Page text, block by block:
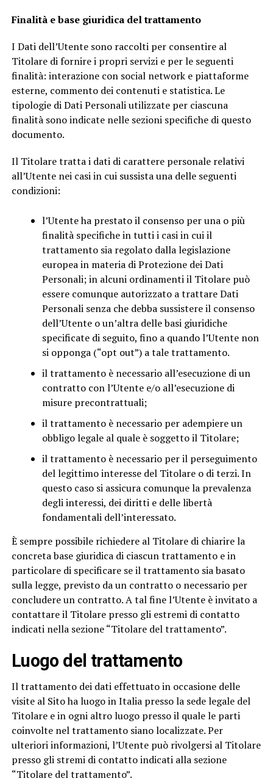
Finalità e base giuridica del trattamento
I Dati dell’Utente sono raccolti per consentire al
Titolare di fornire i propri servizi e per le seguenti
finalità: interazione con social network e piattaforme
esterne, commento dei contenuti e statistica. Le
tipologie di Dati Personali utilizzate per ciascuna
finalità sono indicate nelle sezioni specifiche di questo
documento.
Il Titolare tratta i dati di carattere personale relativi
all’Utente nei casi in cui sussista una delle seguenti
condizioni:
l’Utente ha prestato il consenso per una o più
finalità specifiche in tutti i casi in cui il
trattamento sia regolato dalla legislazione
europea in materia di Protezione dei Dati
Personali; in alcuni ordinamenti il Titolare può
essere comunque autorizzato a trattare Dati
Personali senza che debba sussistere il consenso
dell’Utente o un’altra delle basi giuridiche
specificate di seguito, fino a quando l’Utente non
si opponga (“opt out”) a tale trattamento.
il trattamento è necessario all’esecuzione di un
contratto con l’Utente e/o all’esecuzione di
misure precontrattuali;
il trattamento è necessario per adempiere un
obbligo legale al quale è soggetto il Titolare;
il trattamento è necessario per il perseguimento
del legittimo interesse del Titolare o di terzi. In
questo caso si assicura comunque la prevalenza
degli interessi, dei diritti e delle libertà
fondamentali dell’interessato.
È sempre possibile richiedere al Titolare di chiarire la
concreta base giuridica di ciascun trattamento e in
particolare di specificare se il trattamento sia basato
sulla legge, previsto da un contratto o necessario per
concludere un contratto. A tal fine l’Utente è invitato a
contattare il Titolare presso gli estremi di contatto
indicati nella sezione “Titolare del trattamento”.
Luogo del trattamento
Il trattamento dei dati effettuato in occasione delle
visite al Sito ha luogo in Italia presso la sede legale del
Titolare e in ogni altro luogo presso il quale le parti
coinvolte nel trattamento siano localizzate. Per
ulteriori informazioni, l’Utente può rivolgersi al Titolare
presso gli stremi di contatto indicati alla sezione
“Titolare del trattamento”.